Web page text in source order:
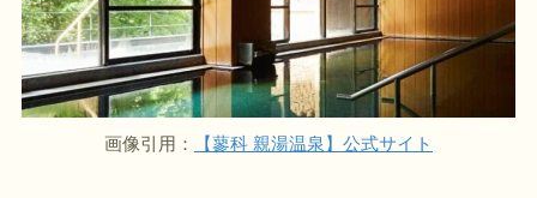
画像引用： 【蓼科 親湯温泉】公式サイト